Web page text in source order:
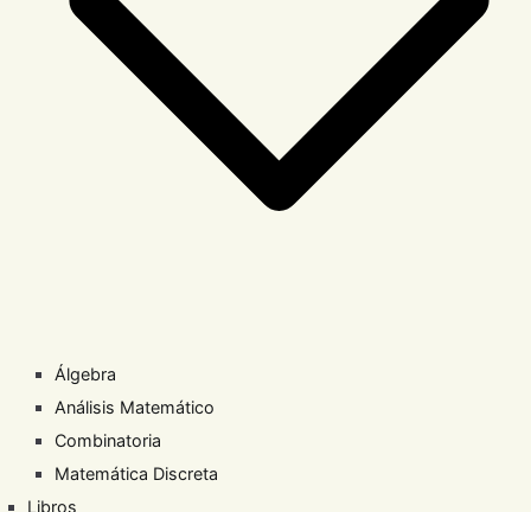
Álgebra
Análisis Matemático
Combinatoria
Matemática Discreta
Libros